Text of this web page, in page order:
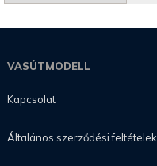
VASÚTMODELL
Kapcsolat
Általános szerződési feltételek